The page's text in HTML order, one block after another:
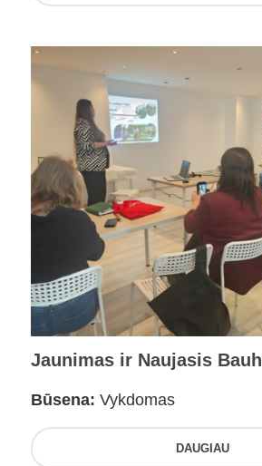
Jaunimas ir Naujasis
Būsena: Vykdomas
DAUGIAU